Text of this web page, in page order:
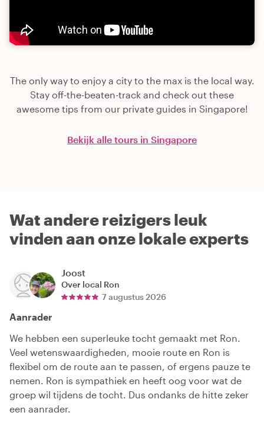
The only way to enjoy a city to the max is the local way.
Stay off-the-beaten-track and check out these
awesome tips from our private guides in Singapore!
Bekijk alle tours in Singapore
Wat andere reizigers leuk
vinden aan onze lokale experts
Joost
Over local Ron
7 augustus 2026
Aanrader
We hebben een superleuke tocht gemaakt met Ron.
Veel wetenswaardigheden, mooie route en Ron is
flexibel om de route aan te passen, of ergens pauze te
nemen. Ron is sympathiek en heeft oog voor wat de
groep wil tijdens de tocht. Dus ondanks de hitte zeker
een aanrader.